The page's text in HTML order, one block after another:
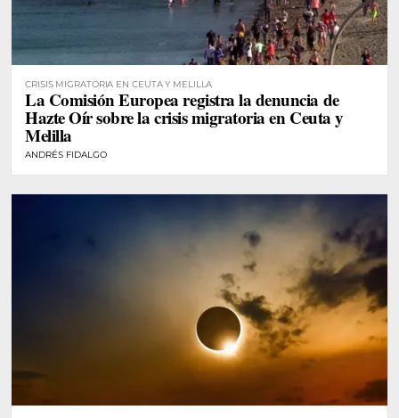
CRISIS MIGRATORIA EN CEUTA Y MELILLA
La Comisión Europea registra la denuncia de
Hazte Oír sobre la crisis migratoria en Ceuta y
Melilla
ANDRÉS FIDALGO